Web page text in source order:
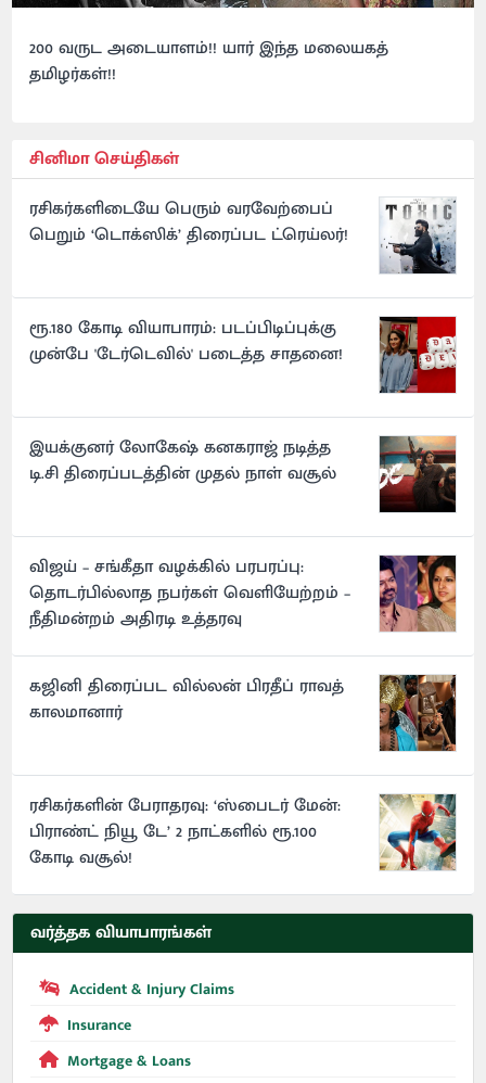
200 வருட அடையாளம்!! யார் இந்த மலையகத்
தமிழர்கள்!!
சினிமா செய்திகள்
ரசிகர்களிடையே பெரும் வரவேற்பைப்
பெறும் ‘டொக்ஸிக்’ திரைப்பட ட்ரெய்லர்!
ரூ.180 கோடி வியாபாரம்: படப்பிடிப்புக்கு
முன்பே 'டேர்டெவில்' படைத்த சாதனை!
இயக்குனர் லோகேஷ் கனகராஜ் நடித்த
டி.சி திரைப்படத்தின் முதல் நாள் வசூல்
விஜய் – சங்கீதா வழக்கில் பரபரப்பு:
தொடர்பில்லாத நபர்கள் வெளியேற்றம் –
நீதிமன்றம் அதிரடி உத்தரவு
கஜினி திரைப்பட வில்லன் பிரதீப் ராவத்
காலமானார்
ரசிகர்களின் பேராதரவு: ‘ஸ்பைடர் மேன்:
பிராண்ட் நியூ டே’ 2 நாட்களில் ரூ.100
கோடி வசூல்!
வர்த்தக வியாபாரங்கள்
Accident & Injury Claims
Insurance
Mortgage & Loans